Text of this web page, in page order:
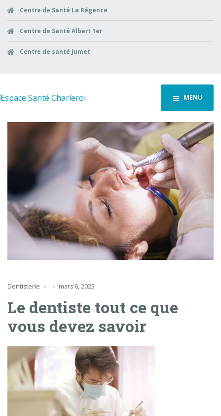
Centre de Santé La Régence
Centre de Santé Albert 1er
Centre de santé Jumet
MENU
Dentisterie mars 6, 2023
Le dentiste tout ce que
vous devez savoir